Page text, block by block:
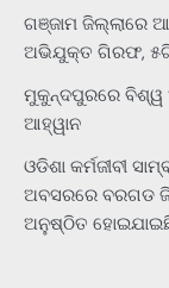
ଗଞ୍ଜାମ ଜିଲ୍ଲାରେ
ଅଭିଯୁକ୍ତ ଗିରଫ,
ମୁକୁନ୍ଦପୁରରେ ବିଶ୍ୱ
ଆହ୍ୱାନ
ଓଡିଶା କର୍ମଜୀବୀ
ଅବସରରେ ବରଗଡ
ଅନୁଷ୍ଠିତ